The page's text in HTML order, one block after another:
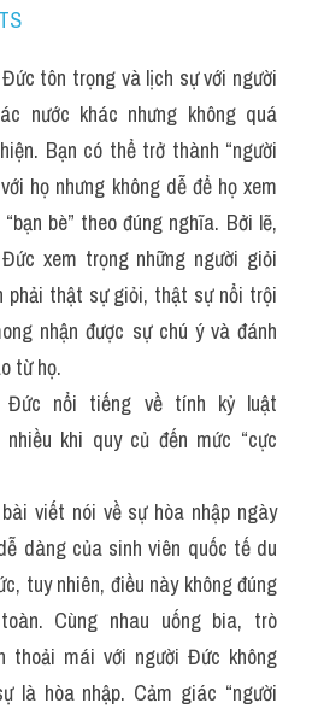
tôn trọng và lịch sự với người
nước khác nhưng không quá
Bạn có thể trở thành “người
họ nhưng không dễ để họ xem
bè” theo đúng nghĩa. Bởi lẽ,
xem trọng những người giỏi
phải thật sự giỏi, thật sự nổi trội
nhận được sự chú ý và đánh
từ họ.
Đức nổi tiếng về tính kỷ luật
nhiều khi quy củ đến mức “cực
viết nói về sự hòa nhập ngày
dàng của sinh viên quốc tế du
tuy nhiên, điều này không đúng
Cùng nhau uống bia, trò
thoải mái với người Đức không
là hòa nhập. Cảm giác “người